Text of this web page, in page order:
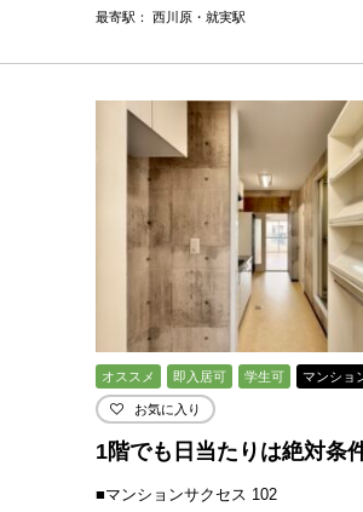
最寄駅： 西川原・就実駅
オススメ 即入居可 学生可 マンショ
お気に入り
1階でも日当たりは絶対条
■マンションサクセス 102